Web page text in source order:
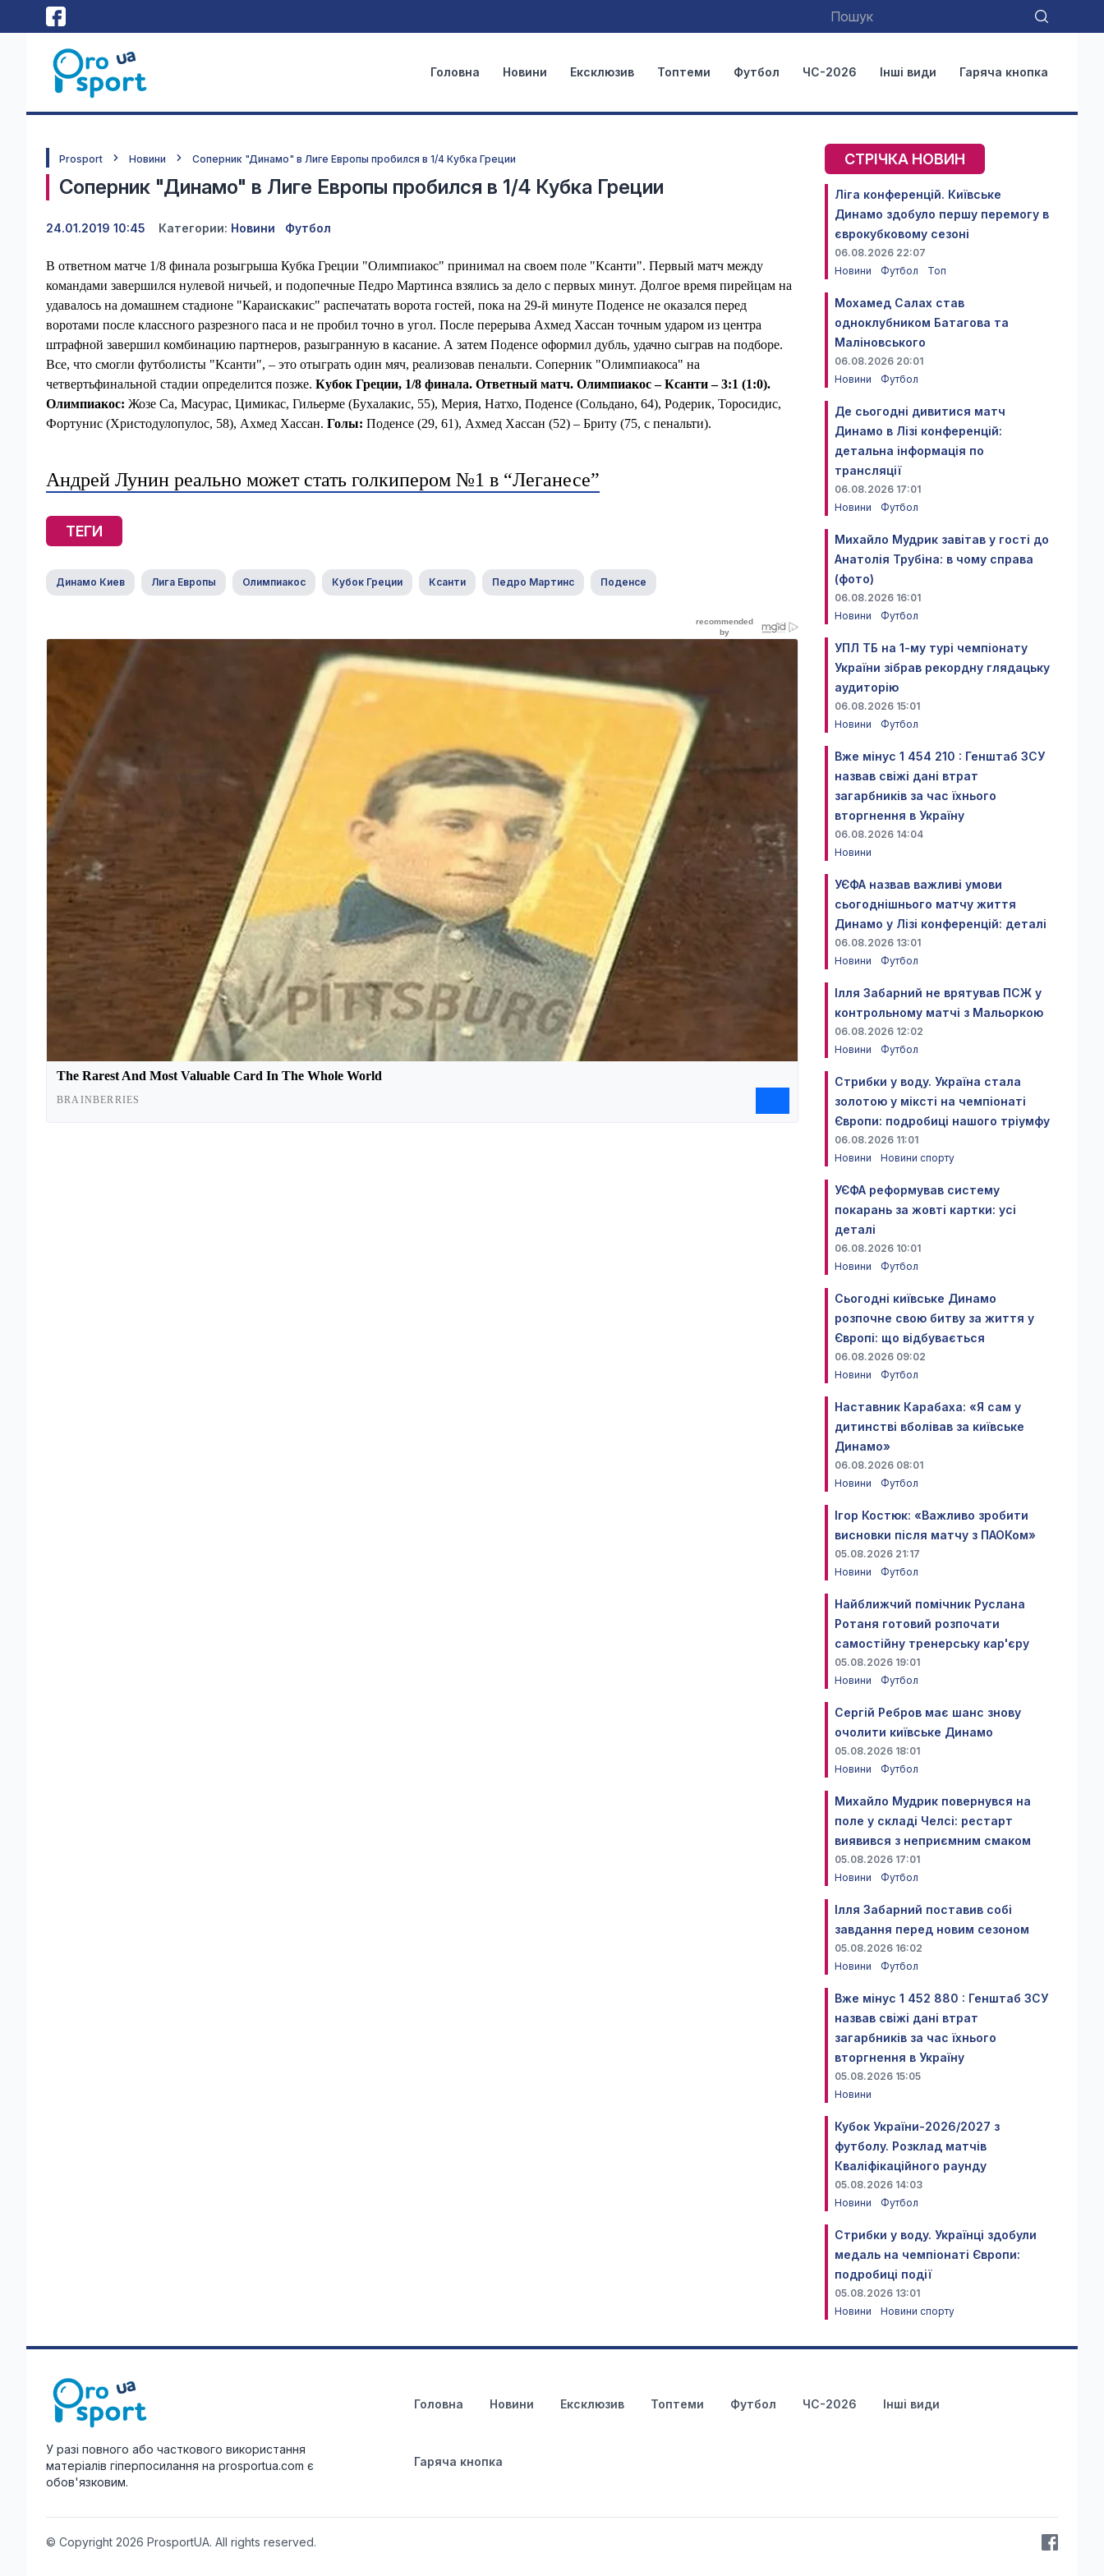
Головна Новини Ексклюзив Топтеми Футбол ЧС-2026 Інші види Гаряча кнопка
Prosport Новини Соперник "Динамо" в Лиге Европы пробился в 1/4 Кубка Греции
Соперник "Динамо" в Лиге Европы пробился в 1/4 Кубка Греции
24.01.2019 10:45 Категории: Новини Футбол
В ответном матче 1/8 финала розыгрыша Кубка Греции "Олимпиакос" принимал на своем поле "Ксанти". Первый матч между
командами завершился нулевой ничьей, и подопечные Педро Мартинса взялись за дело с первых минут. Долгое время пирейцам на
удавалось на домашнем стадионе "Караискакис" распечатать ворота гостей, пока на 29-й минуте Поденсе не оказался перед
воротами после классного разрезного паса и не пробил точно в угол. После перерыва Ахмед Хассан точным ударом из центра
штрафной завершил комбинацию партнеров, разыгранную в касание. А затем Поденсе оформил дубль, удачно сыграв на подборе.
Все, что смогли футболисты "Ксанти", – это отыграть один мяч, реализовав пенальти. Соперник "Олимпиакоса" на
четвертьфинальной стадии определится позже. Кубок Греции, 1/8 финала. Ответный матч. Олимпиакос – Ксанти – 3:1 (1:0).
Олимпиакос: Жозе Са, Масурас, Цимикас, Гильерме (Бухалакис, 55), Мерия, Натхо, Поденсе (Сольдано, 64), Родерик, Торосидис,
Фортунис (Христодулопулос, 58), Ахмед Хассан. Голы: Поденсе (29, 61), Ахмед Хассан (52) – Бриту (75, с пенальти).
Андрей Лунин реально может стать голкипером №1 в “Леганесе”
ТЕГИ
Динамо Киев Лига Европы Олимпиакос Кубок Греции Ксанти Педро Мартинс Поденсе
СТРІЧКА НОВИН
Ліга конференцій. Київське
Динамо здобуло першу перемогу в
єврокубковому сезоні
06.08.2026 22:07
Новини
Футбол Топ
Мохамед Салах став
одноклубником Батагова та
Маліновського
06.08.2026 20:01
Новини
Футбол
Де сьогодні дивитися матч
Динамо в Лізі конференцій:
детальна інформація по
трансляції
06.08.2026 17:01
Новини
Футбол
Михайло Мудрик завітав у гості до
Анатолія Трубіна: в чому справа
(фото)
06.08.2026 16:01
Новини
Футбол
УПЛ ТБ на 1-му турі чемпіонату
України зібрав рекордну глядацьку
аудиторію
06.08.2026 15:01
Новини
Футбол
Вже мінус 1 454 210 : Генштаб ЗСУ
назвав свіжі дані втрат
загарбників за час їхнього
вторгнення в Україну
06.08.2026 14:04
Новини
УЄФА назвав важливі умови
сьогоднішнього матчу життя
Динамо у Лізі конференцій: деталі
06.08.2026 13:01
Новини
Футбол
Ілля Забарний не врятував ПСЖ у
контрольному матчі з Мальоркою
06.08.2026 12:02
Новини
Футбол
Стрибки у воду. Україна стала
золотою у міксті на чемпіонаті
Європи: подробиці нашого тріумфу
06.08.2026 11:01
Новини
Новини спорту
УЄФА реформував систему
покарань за жовті картки: усі
деталі
06.08.2026 10:01
Новини
Футбол
Сьогодні київське Динамо
розпочне свою битву за життя у
Європі: що відбувається
06.08.2026 09:02
Новини
Футбол
Наставник Карабаха: «Я сам у
дитинстві вболівав за київське
Динамо»
06.08.2026 08:01
Новини
Футбол
Ігор Костюк: «Важливо зробити
висновки після матчу з ПАОКом»
05.08.2026 21:17
Новини
Футбол
Найближчий помічник Руслана
Ротаня готовий розпочати
самостійну тренерську кар'єру
05.08.2026 19:01
Новини
Футбол
Сергій Ребров має шанс знову
очолити київське Динамо
05.08.2026 18:01
Новини
Футбол
Михайло Мудрик повернувся на
поле у складі Челсі: рестарт
виявився з неприємним смаком
05.08.2026 17:01
Новини
Футбол
Ілля Забарний поставив собі
завдання перед новим сезоном
05.08.2026 16:02
Новини
Футбол
Вже мінус 1 452 880 : Генштаб ЗСУ
назвав свіжі дані втрат
загарбників за час їхнього
вторгнення в Україну
05.08.2026 15:05
Новини
Кубок України-2026/2027 з
футболу. Розклад матчів
Кваліфікаційного раунду
05.08.2026 14:03
Новини
Футбол
Стрибки у воду. Українці здобули
медаль на чемпіонаті Європи:
подробиці події
05.08.2026 13:01
Новини
Новини спорту
У разі повного або часткового використання
матеріалів гіперпосилання на prosportua.com є
обов'язковим.
Головна Новини Ексклюзив Топтеми Футбол ЧС-2026 Інші види
Гаряча кнопка
© Copyright 2026 ProsportUA. All rights reserved.